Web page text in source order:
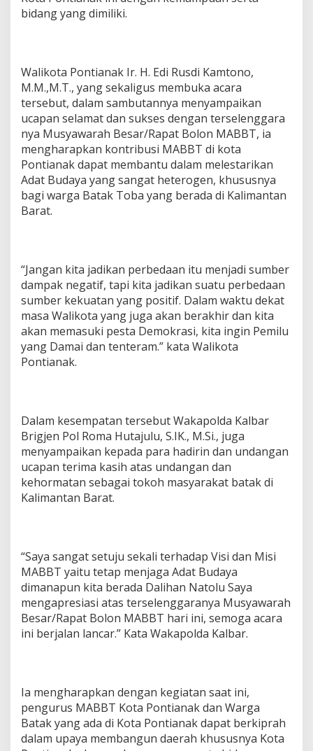
bidang yang dimiliki.
Walikota Pontianak Ir. H. Edi Rusdi Kamtono,
M.M.,M.T., yang sekaligus membuka acara
tersebut, dalam sambutannya menyampaikan
ucapan selamat dan sukses dengan terselenggara
nya Musyawarah Besar/Rapat Bolon MABBT, ia
mengharapkan kontribusi MABBT di kota
Pontianak dapat membantu dalam melestarikan
Adat Budaya yang sangat heterogen, khususnya
bagi warga Batak Toba yang berada di Kalimantan
Barat.
“Jangan kita jadikan perbedaan itu menjadi sumber
dampak negatif, tapi kita jadikan suatu perbedaan
sumber kekuatan yang positif. Dalam waktu dekat
masa Walikota yang juga akan berakhir dan kita
akan memasuki pesta Demokrasi, kita ingin Pemilu
yang Damai dan tenteram.” kata Walikota
Pontianak.
Dalam kesempatan tersebut Wakapolda Kalbar
Brigjen Pol Roma Hutajulu, S.IK., M.Si., juga
menyampaikan kepada para hadirin dan undangan
ucapan terima kasih atas undangan dan
kehormatan sebagai tokoh masyarakat batak di
Kalimantan Barat.
“Saya sangat setuju sekali terhadap Visi dan Misi
MABBT yaitu tetap menjaga Adat Budaya
dimanapun kita berada Dalihan Natolu Saya
mengapresiasi atas terselenggaranya Musyawarah
Besar/Rapat Bolon MABBT hari ini, semoga acara
ini berjalan lancar.” Kata Wakapolda Kalbar.
Ia mengharapkan dengan kegiatan saat ini,
pengurus MABBT Kota Pontianak dan Warga
Batak yang ada di Kota Pontianak dapat berkiprah
dalam upaya membangun daerah khususnya Kota